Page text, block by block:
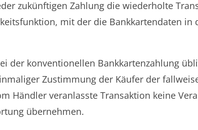
zukünftigen Zahlung die wiederholte
mit der die Bankkartendaten in
der konventionellen Bankkartenzahlung
Zustimmung der Käufer der
Händler veranlasste Transaktion keine
übernehmen.